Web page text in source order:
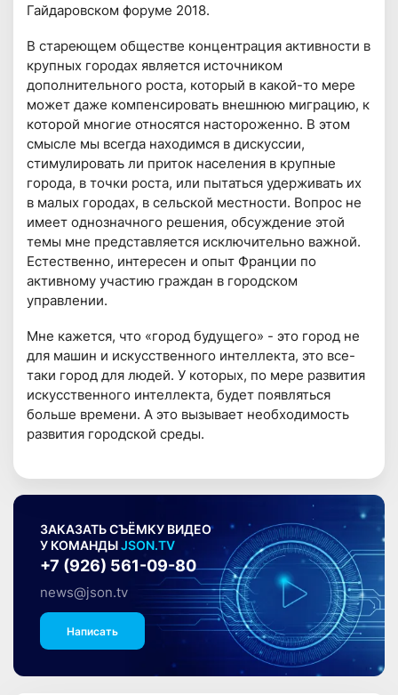
Гайдаровском форуме 2018.
В стареющем обществе концентрация активности в
крупных городах является источником
дополнительного роста, который в какой-то мере
может даже компенсировать внешнюю миграцию, к
которой многие относятся настороженно. В этом
смысле мы всегда находимся в дискуссии,
стимулировать ли приток населения в крупные
города, в точки роста, или пытаться удерживать их
в малых городах, в сельской местности. Вопрос не
имеет однозначного решения, обсуждение этой
темы мне представляется исключительно важной.
Естественно, интересен и опыт Франции по
активному участию граждан в городском
управлении.
Мне кажется, что «город будущего» - это город не
для машин и искусственного интеллекта, это все-
таки город для людей. У которых, по мере развития
искусственного интеллекта, будет появляться
больше времени. А это вызывает необходимость
развития городской среды.
ЗАКАЗАТЬ СЪЁМКУ ВИДЕО
У КОМАНДЫJSON.TV
+7 (926) 561-09-80
news@json.tv
Написать